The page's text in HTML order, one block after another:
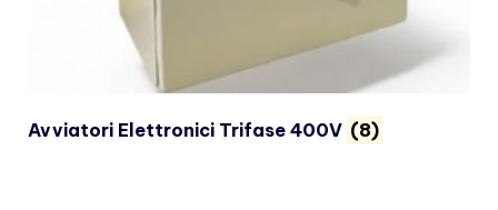
Avviatori Elettronici Trifase 400V (8)